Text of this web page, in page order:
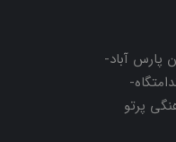
پارس آباد-
پرتو